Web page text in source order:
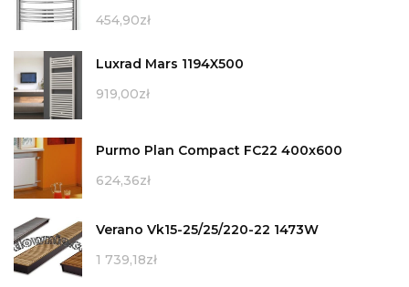
454,90zł
Luxrad Mars 1194X500
919,00zł
Purmo Plan Compact FC22 400x600
624,36zł
Verano Vk15-25/25/220-22 1473W
1 739,18zł